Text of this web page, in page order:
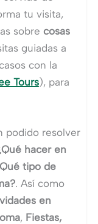
tu visita,
sobre cosas
guiadas a
con la
Tours), para
podido resolver
hacer en
tipo de
. Así como
en
, Fiestas,